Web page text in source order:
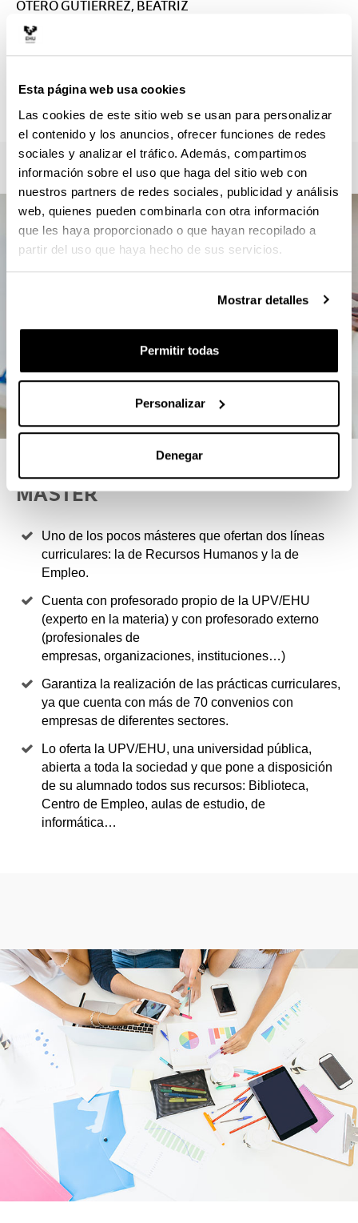
Esta página web usa cookies
Las cookies de este sitio web se usan para personalizar
el contenido y los anuncios, ofrecer funciones de redes
sociales y analizar el tráfico. Además, compartimos
información sobre el uso que haga del sitio web con
nuestros partners de redes sociales, publicidad y análisis
web, quienes pueden combinarla con otra información
que les haya proporcionado o que hayan recopilado a
partir del uso que haya hecho de sus servicios.
Mostrar detalles
Permitir todas
Personalizar
Denegar
OTERO GUTIERREZ, BEATRIZ
beatriz.otero@ehu.eus
Secretaría :
xabierpeli.amezaga@ehu.eus
946013102
4 RAZONES PARA ELEGIR ESTE
MÁSTER
Uno de los pocos másteres que ofertan dos líneas
curriculares: la de Recursos Humanos y la de
Empleo.
Cuenta con profesorado propio de la UPV/EHU
(experto en la materia) y con profesorado externo
(profesionales de
empresas, organizaciones, instituciones…)
Garantiza la realización de las prácticas curriculares,
ya que cuenta con más de 70 convenios con
empresas de diferentes sectores.
Lo oferta la UPV/EHU, una universidad pública,
abierta a toda la sociedad y que pone a disposición
de su alumnado todos sus recursos: Biblioteca,
Centro de Empleo, aulas de estudio, de
informática…